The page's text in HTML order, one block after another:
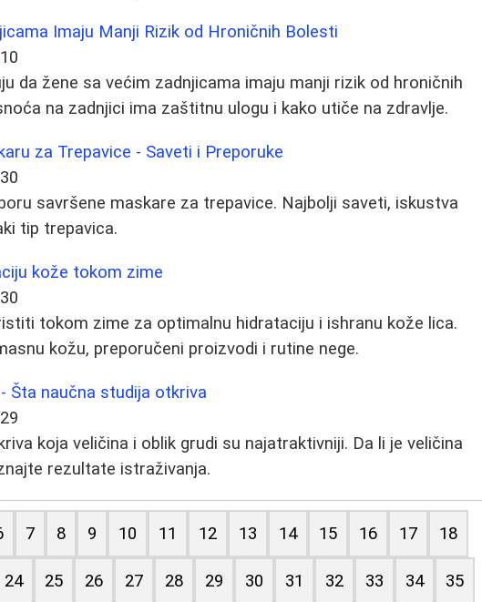
Imaju Manji Rizik od Hroničnih Bolesti
da žene sa većim zadnjicama imaju manji rizik od hroničnih
na zadnjici ima zaštitnu ulogu i kako utiče na zdravlje.
za Trepavice - Saveti i Preporuke
savršene maskare za trepavice. Najbolji saveti, iskustva
tip trepavica.
kože tokom zime
tokom zime za optimalnu hidrataciju i ishranu kože lica.
kožu, preporučeni proizvodi i rutine nege.
Šta naučna studija otkriva
koja veličina i oblik grudi su najatraktivniji. Da li je veličina
rezultate istraživanja.
7 8 9 10 11 12 13 14 15 16 17 18
24 25 26 27 28 29 30 31 32 33 34 35